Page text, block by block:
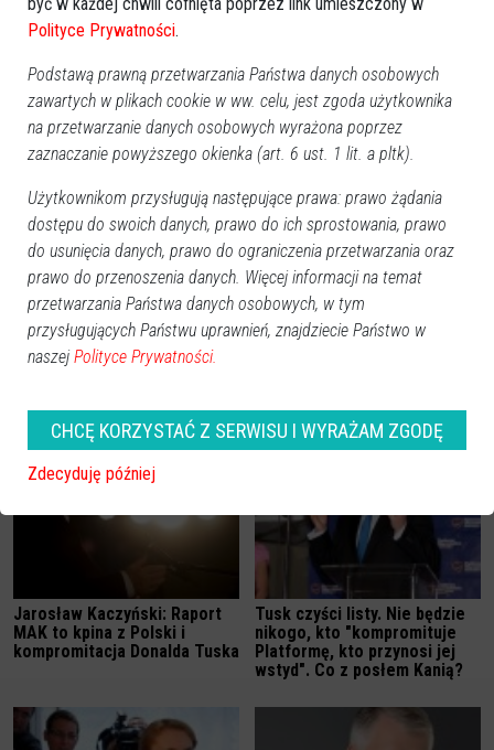
SLD: Minister Grabarczyk
zatrudnił kilkudziesięciu
znajomych
Znane osoby w skandalicznej
sondzie „Jak skończy
Jarosław Kaczyński”
Nowa twarz ostrołęckiej
lewicy: „Koalicja PiS - SLD? W
możliwe...”
Jarosław Kaczyński: Raport
MAK to kpina z Polski i
kompromitacja Donalda Tuska
Tusk czyści listy. Nie będzie
nikogo, kto "kompromituje
Platformę, kto przynosi jej
wstyd". Co z posłem Kanią?
Polityce Prywatności.
Podstawą prawną przetwarzania Państwa danych osobowych
zawartych w plikach cookie w ww. celu, jest zgoda użytkownika
na przetwarzanie danych osobowych wyrażona poprzez
zaznaczanie powyższego okienka (art. 6 ust. 1 lit. a pltk).
Użytkownikom przysługują następujące prawa: prawo żądania
dostępu do swoich danych, prawo do ich sprostowania, prawo
do usunięcia danych, prawo do ograniczenia przetwarzania oraz
prawo do przenoszenia danych. Więcej informacji na temat
przetwarzania Państwa danych osobowych, w tym
przysługujących Państwu uprawnień, znajdziecie Państwo w
naszej Polityce Prywatności.
CHCĘ KORZYSTAĆ Z SERWISU I WYRAŻAM ZGODĘ
Zdecyduję później